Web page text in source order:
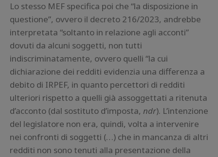
Lo stesso MEF specifica poi che “la disposizione in
questione”, ovvero il decreto 216/2023, andrebbe
interpretata “soltanto in relazione agli acconti”
dovuti da alcuni soggetti, non tutti
indiscriminatamente, ovvero quelli “la cui
dichiarazione dei redditi evidenzia una differenza a
debito di IRPEF, in quanto percettori di redditi
ulteriori rispetto a quelli già assoggettati a ritenuta
d’acconto (dal sostituto d’imposta, ndr). L’intenzione
del legislatore non era, quindi, volta a intervenire
nei confronti di soggetti (…) che in mancanza di altri
redditi non sono tenuti alla presentazione della